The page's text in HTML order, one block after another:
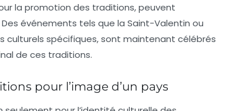
la promotion des traditions, peuvent
événements tels que la Saint-Valentin ou
culturels spécifiques, sont maintenant célébrés
de ces traditions.
pour l’image d’un pays